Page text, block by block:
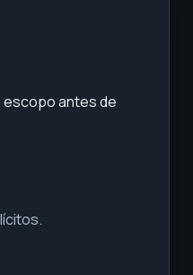
escopo antes de